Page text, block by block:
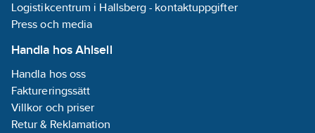
Logistikcentrum i Hallsberg - kontaktuppgifter
Press och media
Handla hos Ahlsell
Handla hos oss
Faktureringssätt
Villkor och priser
Retur & Reklamation